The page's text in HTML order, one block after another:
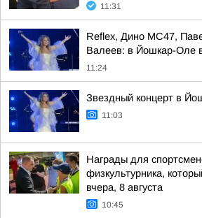
11:31
Reflex, Дино МС47,
Валеев: в Йошкар-Оле
11:24
Звездный концерт в
11:03
Награды для
физкультурника,
вчера, 8 августа
10:45